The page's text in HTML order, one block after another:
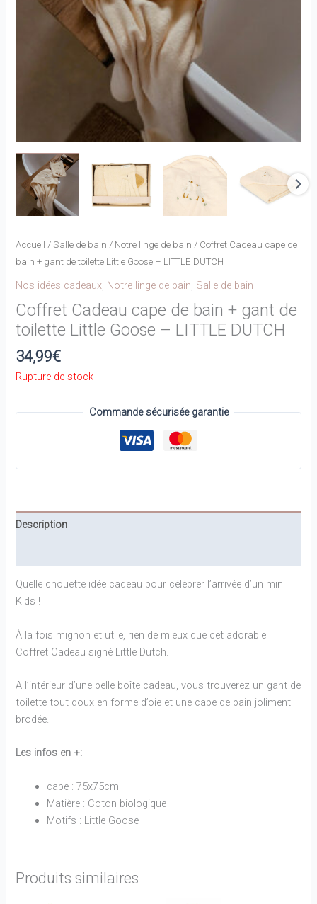
Accueil /Salle de bain / Notre linge de bain / Coffret Cadeau cape de
bain + gant de toilette Little Goose – LITTLE DUTCH
Nos idées cadeaux, Notre linge de bain, Salle de bain
Coffret Cadeau cape de bain + gant de
toilette Little Goose – LITTLE DUTCH
34,99€
Rupture de stock
Commande sécurisée garantie
Description
Quelle chouette idée cadeau pour célébrer l’arrivée d’un mini
Kids !
À la fois mignon et utile, rien de mieux que cet adorable
Coffret Cadeau signé Little Dutch.
A l’intérieur d’une belle boîte cadeau, vous trouverez un gant de
toilette tout doux en forme d’oie et une cape de bain joliment
brodée.
Les infos en +:
cape : 75x75cm
Matière : Coton biologique
Motifs : Little Goose
Produits similaires